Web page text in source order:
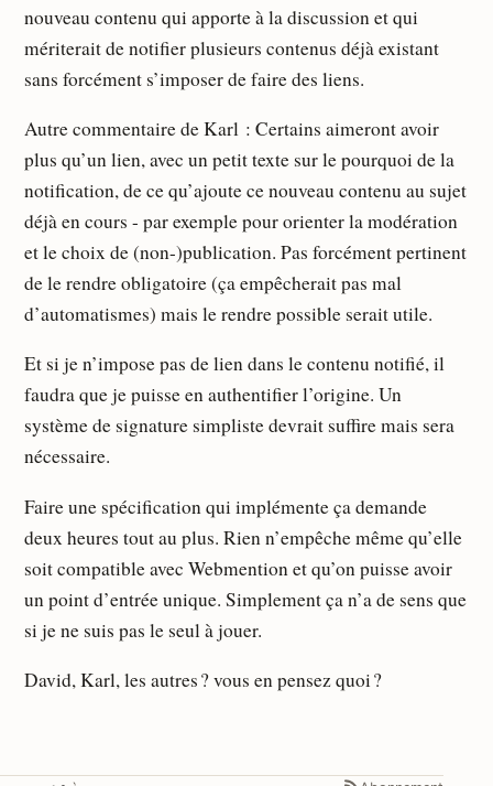
nouveau contenu qui apporte à la discussion et qui
mériterait de notifier plusieurs contenus déjà existant
sans forcément s’imposer de faire des liens.
Autre commentaire de Karl : Certains aimeront avoir
plus qu’un lien, avec un petit texte sur le pourquoi de la
notification, de ce qu’ajoute ce nouveau contenu au sujet
déjà en cours - par exemple pour orienter la modération
et le choix de (non-)publication. Pas forcément pertinent
de le rendre obligatoire (ça empêcherait pas mal
d’automatismes) mais le rendre possible serait utile.
Et si je n’impose pas de lien dans le contenu notifié, il
faudra que je puisse en authentifier l’origine. Un
système de signature simpliste devrait suffire mais sera
nécessaire.
Faire une spécification qui implémente ça demande
deux heures tout au plus. Rien n’empêche même qu’elle
soit compatible avec Webmention et qu’on puisse avoir
un point d’entrée unique. Simplement ça n’a de sens que
si je ne suis pas le seul à jouer.
David, Karl, les autres ? vous en pensez quoi ?